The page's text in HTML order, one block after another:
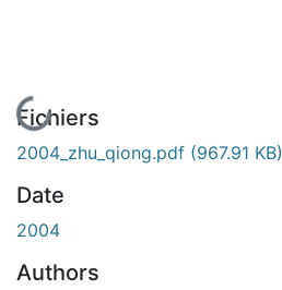
En cours de chargement...
Fichiers
2004_zhu_qiong.pdf (967.91 KB)
Date
2004
Authors